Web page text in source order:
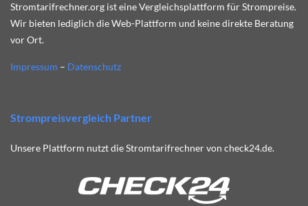
Stromtarifrechner.org ist eine Vergleichsplattform für Strompreise.
Wir bieten lediglich die Web-Plattform und keine direkte Beratung
vor Ort.
Impressum – Datenschutz
Strompreisvergleich Partner
Unsere Plattform nutzt die Stromtarifrechner von check24.de.